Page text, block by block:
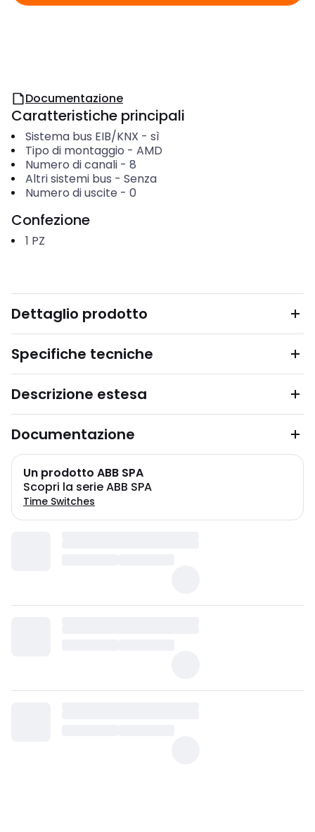
Documentazione
Caratteristiche principali
Sistema bus EIB/KNX - sì
Tipo di montaggio - AMD
Numero di canali- 8
Altri sistemi bus - Senza
Numero di uscite - 0
Confezione
1 PZ
Dettaglio prodotto
Specifiche tecniche
Descrizione estesa
Documentazione
Un prodotto ABB SPA
Scopri la serie ABB SPA
Time Switches